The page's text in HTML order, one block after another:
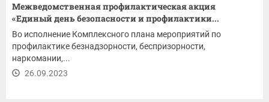
Межведомственная профилактическая акция
«Единый день безопасности и профилактики...
Во исполнение Комплексного плана мероприятий по
профилактике безнадзорности, беспризорности,
наркомании,...
26.09.2023